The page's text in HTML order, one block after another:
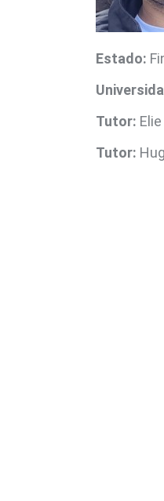
Estado:
Tutor:
Tutor: